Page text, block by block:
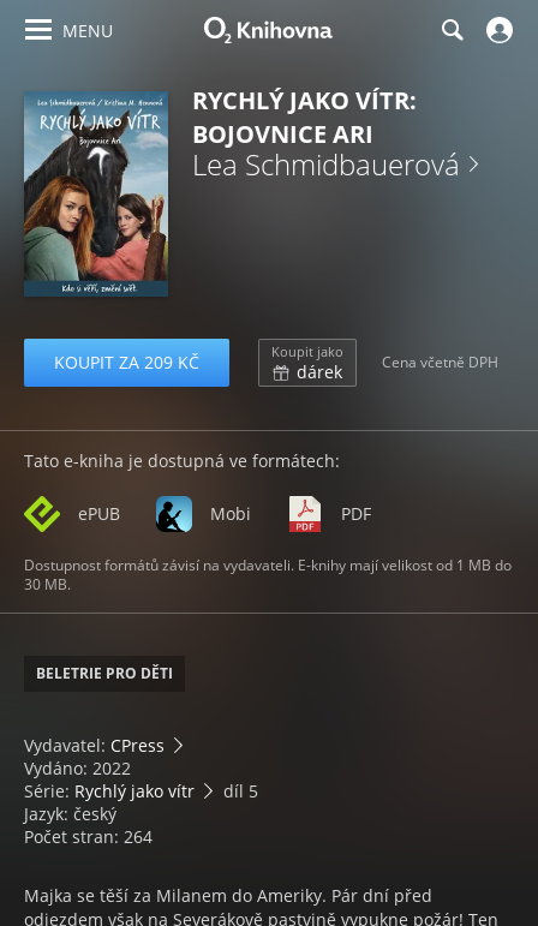
MENU
RYCHLÝ JAKO VÍTR:
BOJOVNICE ARI
Lea Schmidbauerová
KOUPIT ZA 209 KČ Koupit jako
dárek Cena včetně DPH
Tato e-kniha je dostupná ve formátech:
ePUB Mobi PDF
Dostupnost formátů závisí na vydavateli. E-knihy mají velikost od 1 MB do
30 MB.
BELETRIE PRO DĚTI
Vydavatel: CPress
Vydáno: 2022
Série: Rychlý jako vítr
díl 5
Jazyk: český
Počet stran: 264
Majka se těší za Milanem do Ameriky. Pár dní před
odjezdem však na Severákově pastvině vypukne požár! Ten